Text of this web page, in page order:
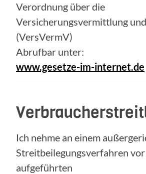
Verordnung über die
Versicherungsvermittlung
(VersVermV)
Abrufbar unter:
www.gesetze-im-internet.de
Ich nehme an einem
Streitbeilegungsverfahren vor
aufgeführten